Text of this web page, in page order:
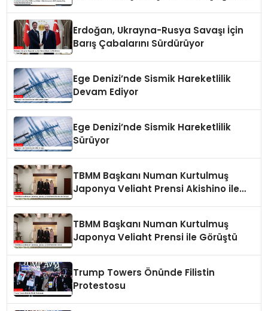
Erdoğan, Ukrayna-Rusya Savaşı İçin
Barış Çabalarını Sürdürüyor
Ege Denizi’nde Sismik Hareketlilik
Devam Ediyor
Ege Denizi’nde Sismik Hareketlilik
Sürüyor
TBMM Başkanı Numan Kurtulmuş
Japonya Veliaht Prensi Akishino ile
TBMM Başkanı Numan Kurtulmuş
Japonya Veliaht Prensi ile Görüştü
Trump Towers Önünde Filistin
Protestosu